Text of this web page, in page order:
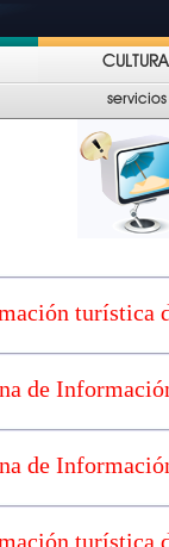
turística
de
de
turística